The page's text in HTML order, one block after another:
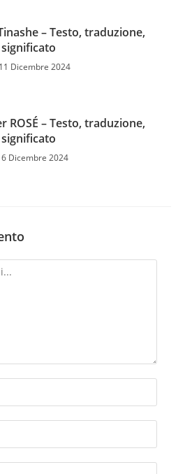
– Testo, traduzione,
significato
11 Dicembre 2024
ROSÉ – Testo, traduzione,
significato
6 Dicembre 2024